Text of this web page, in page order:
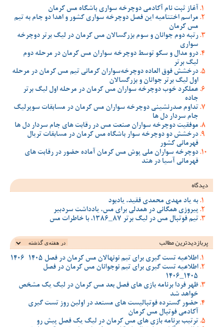
آغاز ثبت نام آکادمی دوچرخه سواری باشگاه مس کرمان
مراسم اختتامیه این فصل دوچرخه سواری کشور و اهدا دو جام به تیم
مس کرمان
رتبه دوم جوانان و سوم بزرگسالان مس کرمان در لیگ برتر دوچرخه
سواری
درو مدال و سکو توسط دوچرخه سواران مس کرمان در مرحله دوم
لیگ برتر
درخشش فوق العاده دوچرخه‌سواران کرمانی تیم مس کرمان در مرحله
اول لیگ برتر جوانان و بزرگسالان
عملکرد خوب دوچرخه سواران مس کرمان در مرحله اول لیگ برتر
جاده
تداوم صدرنشینی دوچرخه سواران مس کرمان در مسابقات سوپرلیگ
جام سردار دل ها
موفقیت دوچرخه سواران صنعت مس در رقابت های جام سردار دل ها
درخشش دو دوچرخه سوار باشگاه مس کرمان در مسابقات تریال
قهرمانی کشور
دوچرخه سواران ملی پوش مس کرمان آماده حضور در رقابت های
قهرمانی آسیا در هند
دیدگاه
به یاد مهدی محمدی فقید، یادبود
پیروزی همگانی در همدلی برای مس، یادداشت سردبیر
تیم فوتبال مس در لیگ برتر 87_1386، با خاطرات مس
پربازدیدترین‌ مطالب
اطلاعیه تست گیری برای تیم نونهالان مس کرمان در فصل 1405-1406
اطلاعیه تست گیری برای تیم نوجوانان مس کرمان در فصل
1405_1406
ظهر فردا برنامه بازی های فصل بعد مس کرمان در لیگ یک مشخص
خواهد شد
حضور گسترده فوتبالیست های مستعد در اولین روز تست گیری
آکادمی فوتبال مس کرمان
ترتیب برنامه بازی های مس کرمان در لیگ یک فصل پیش رو